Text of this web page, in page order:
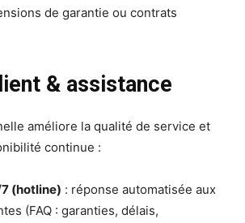
de garantie ou contrats
& assistance
améliore la qualité de service et
continue :
(hotline) : réponse automatisée aux
(FAQ : garanties, délais,